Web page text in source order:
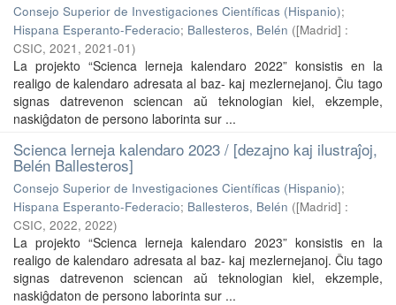
Consejo Superior de Investigaciones Científicas (Hispanio);
Hispana Esperanto-Federacio; Ballesteros, Belén ([Madrid] :
CSIC, 2021 , 2021-01)
La projekto “Scienca lerneja kalendaro 2022” konsistis en la
realigo de kalendaro adresata al baz- kaj mezlernejanoj. Ĉiu tago
signas datrevenon sciencan aŭ teknologian kiel, ekzemple,
naskiĝdaton de persono laborinta sur ...
Scienca lerneja kalendaro 2023 / [dezajno kaj ilustraĵoj,
Belén Ballesteros]
Consejo Superior de Investigaciones Científicas (Hispanio);
Hispana Esperanto-Federacio; Ballesteros, Belén ([Madrid] :
CSIC, 2022, 2022)
La projekto “Scienca lerneja kalendaro 2023” konsistis en la
realigo de kalendaro adresata al baz- kaj mezlernejanoj. Ĉiu tago
signas datrevenon sciencan aŭ teknologian kiel, ekzemple,
naskiĝdaton de persono laborinta sur ...